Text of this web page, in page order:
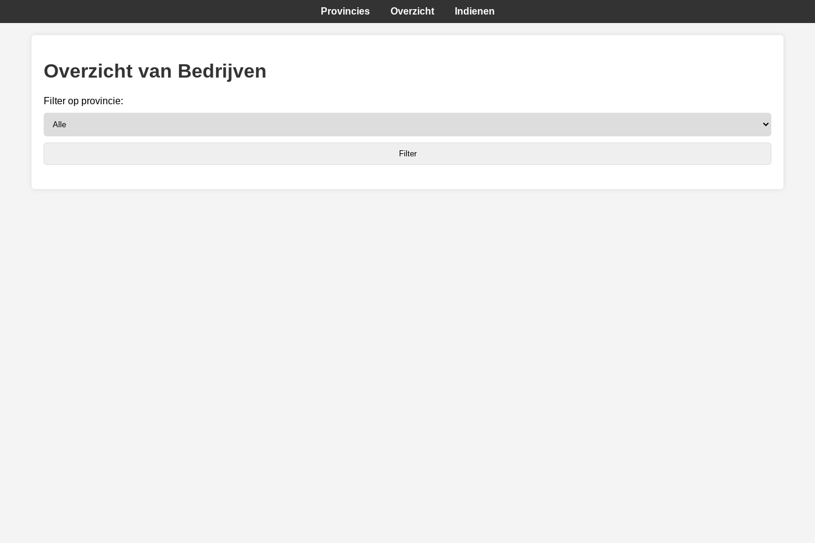
Provincies Overzicht Indienen
Overzicht van Bedrijven
Filter op provincie: